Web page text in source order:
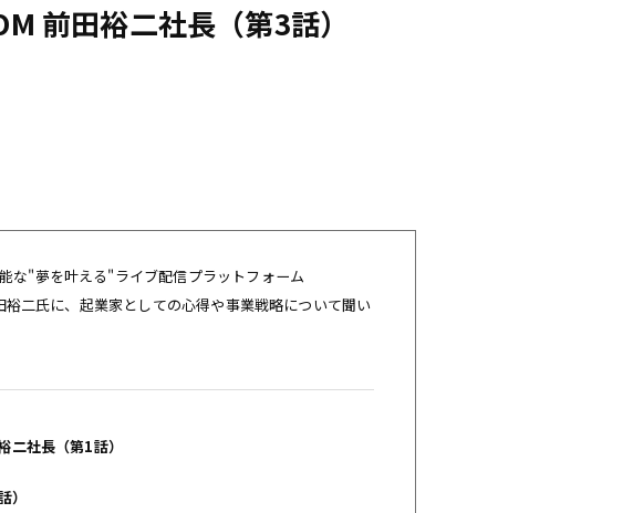
前田裕二社長（第3話）
な"夢を叶える"ライブ配信プラットフォーム
二氏に、起業家としての心得や事業戦略について聞い
社長（第1話）